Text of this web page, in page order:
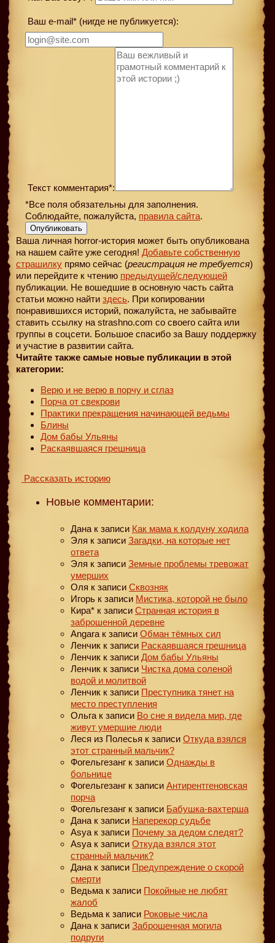
Ваш e-mail* (нигде не публикуется):
Текст комментария*:
*Все поля обязательны для заполнения.
Соблюдайте, пожалуйста, правила сайта.
Опубликовать
Ваша личная horror-история может быть опубликована
на нашем сайте уже сегодня! Добавьте собственную
страшилку прямо сейчас (регистрация не требуется)
или перейдите к чтению предыдущей/следующей
публикации. Не вошедшие в основную часть сайта
статьи можно найти здесь. При копировании
понравившихся историй, пожалуйста, не забывайте
ставить ссылку на strashno.com со своего сайта или
группы в соцсети. Большое спасибо за Вашу поддержку
и участие в развитии сайта.
Читайте также самые новые публикации в этой
категории:
Верю и не верю в порчу и сглаз
Порча от свекрови
Практики прекращения начинающей ведьмы
Блины
Дом бабы Ульяны
Раскаявшаяся грешница
Рассказать историю
Новые комментарии:
Дана к записи Как мама к колдуну ходила
Эля к записи Загадки, на которые нет
ответа
Эля к записи Земные проблемы тревожат
умерших
Оля к записи Сквозняк
Игорь к записи Мистика, которой не было
Кира* к записи Странная история в
заброшенной деревне
Angara к записи Обман тёмных сил
Ленчик к записи Раскаявшаяся грешница
Ленчик к записи Дом бабы Ульяны
Ленчик к записи Чистка дома соленой
водой и молитвой
Ленчик к записи Преступника тянет на
место преступления
Ольга к записи Во сне я видела мир, где
живут умершие люди
Леся из Полесья к записи Откуда взялся
этот странный мальчик?
Фогельгезанг к записи Однажды в
больнице
Фогельгезанг к записи Антирентгеновская
порча
Фогельгезанг к записи Бабушка-вахтерша
Дана к записи Наперекор судьбе
Asya к записи Почему за дедом следят?
Asya к записи Откуда взялся этот
странный мальчик?
Дана к записи Предупреждение о скорой
смерти
Ведьма к записи Покойные не любят
жалоб
Ведьма к записи Роковые числа
Дана к записи Заброшенная могила
подруги